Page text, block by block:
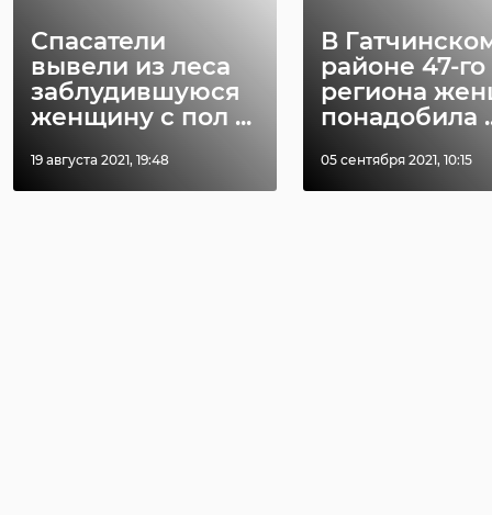
Спасатели
вывели из леса
заблудившуюся
женщину с пол ...
19 августа 2021, 19:48
В
районе 47-го
региона
понадобила
05 сентября 2021, 10:15